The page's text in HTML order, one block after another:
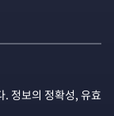
. 정보의 정확성, 유효